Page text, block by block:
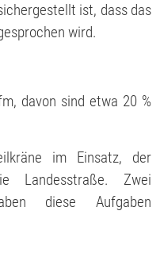
ist, dass das
wird.
davon sind etwa 20 %
im Einsatz, der
Landesstraße. Zwei
diese Aufgaben